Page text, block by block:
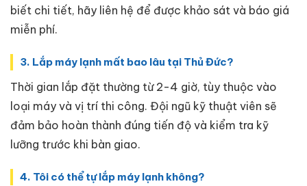
biết chi tiết, hãy liên hệ để được khảo sát và báo giá
miễn phí.
3. Lắp máy lạnh mất bao lâu tại Thủ Đức?
Thời gian lắp đặt thường từ 2-4 giờ, tùy thuộc vào
loại máy và vị trí thi công. Đội ngũ kỹ thuật viên sẽ
đảm bảo hoàn thành đúng tiến độ và kiểm tra kỹ
lưỡng trước khi bàn giao.
4. Tôi có thể tự lắp máy lạnh không?